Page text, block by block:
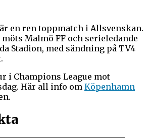
en ren toppmatch i Allsvenskan.
möts Malmö FF och serieledande
Stadion, med sändning på TV4
i Champions League mot
Här all info om Köpenhamn